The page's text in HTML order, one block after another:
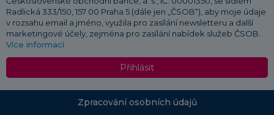
Radlická 333/150, 157 00 Praha 5 (dále jen „ČSOB“), aby moje údaje
v rozsahu email a jméno, využila pro zasílání newsletteru a další
marketingové účely, zejména pro zasílání nabídek služeb ČSOB.
Více informací
Přihlásit
Zpracování osobních údajů